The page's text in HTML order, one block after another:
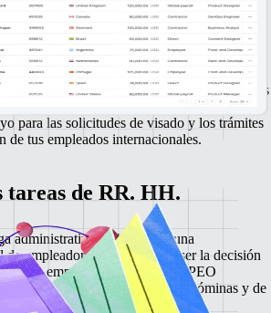
normativo de tus procesos de
diferentes países.
de trabajo adaptados y que cumplan las
locales.
los impuestos y las prestaciones de tus
desde una única plataforma.
para las solicitudes de visado y los trámites
de tus empleados internacionales.
de RR. HH.
administrativa, trabajar con una
empleadores (PEO) puede ser la decisión
para tu empresa. Utiliza nuestra PEO
la gestión de RR. HH., de las nóminas y de